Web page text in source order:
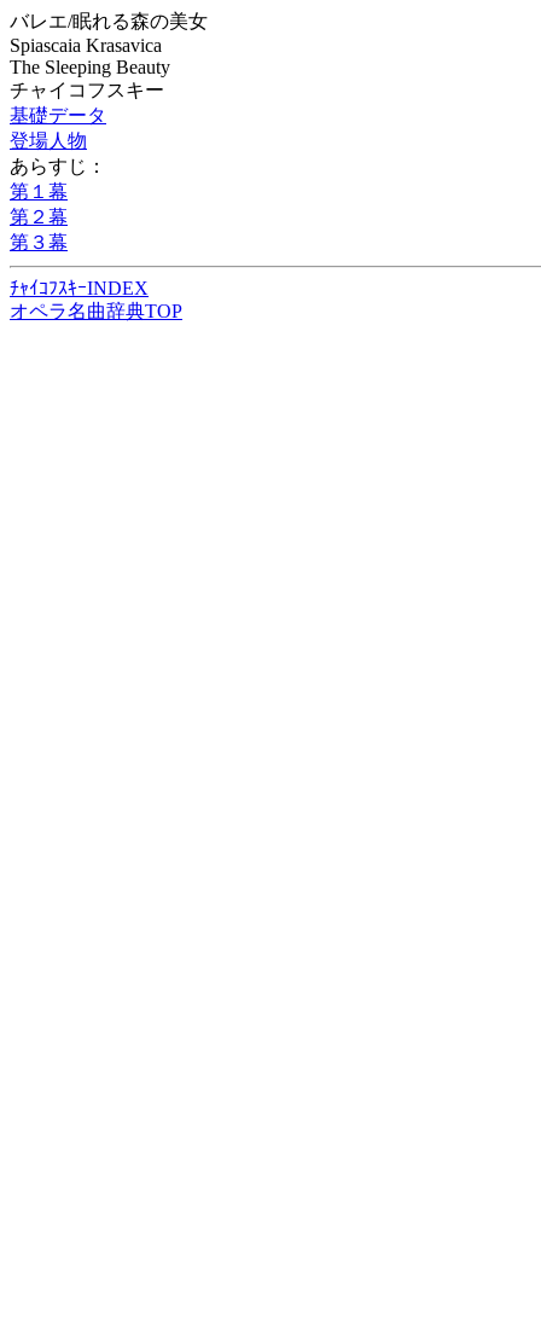
バレエ/眠れる森の美女
Spiascaia Krasavica
The Sleeping Beauty
チャイコフスキー
基礎データ
登場人物
あらすじ：
第１幕
第２幕
第３幕
ﾁｬｲｺﾌｽｷｰINDEX
オペラ名曲辞典TOP